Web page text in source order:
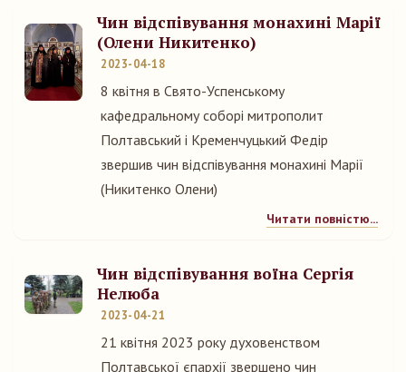
Чин відспівування монахині Марії
(Олени Никитенко)
2023-04-18
8 квітня в Свято-Успенському
кафедральному соборі митрополит
Полтавський і Кременчуцький Федір
звершив чин відспівування монахині Марії
(Никитенко Олени)
Читати повністю...
Чин відспівування воїна Сергія
Нелюба
2023-04-21
21 квітня 2023 року духовенством
Полтавської єпархії звершено чин